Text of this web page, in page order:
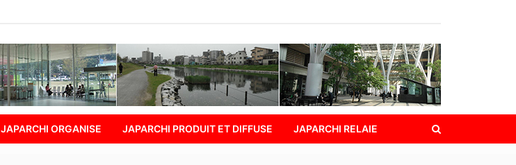
JAPARCHI ORGANISE JAPARCHI PRODUIT ET DIFFUSE JAPARCHI RELAIE